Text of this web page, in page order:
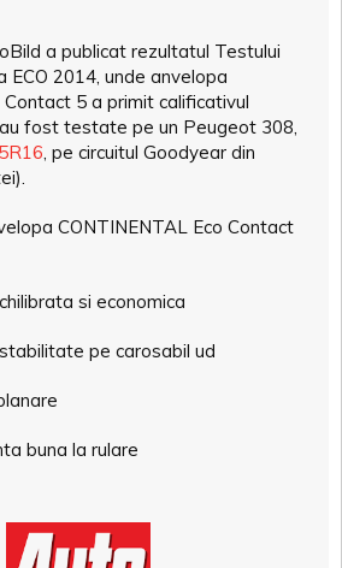
a publicat rezultatul Testului
ECO 2014, unde anvelopa
Contact 5 a primit calificativul
fost testate pe un Peugeot 308,
, pe circuitul Goodyear din
CONTINENTAL Eco Contact
si economica
pe carosabil ud
buna la rulare